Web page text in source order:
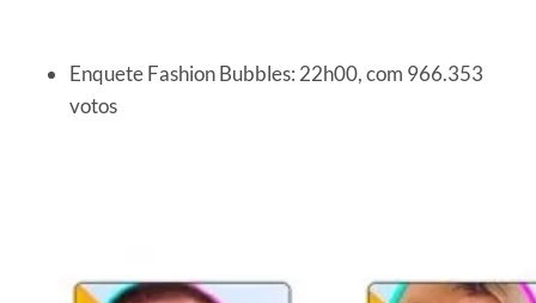
Enquete Fashion Bubbles: 22h00, com 966.353
votos